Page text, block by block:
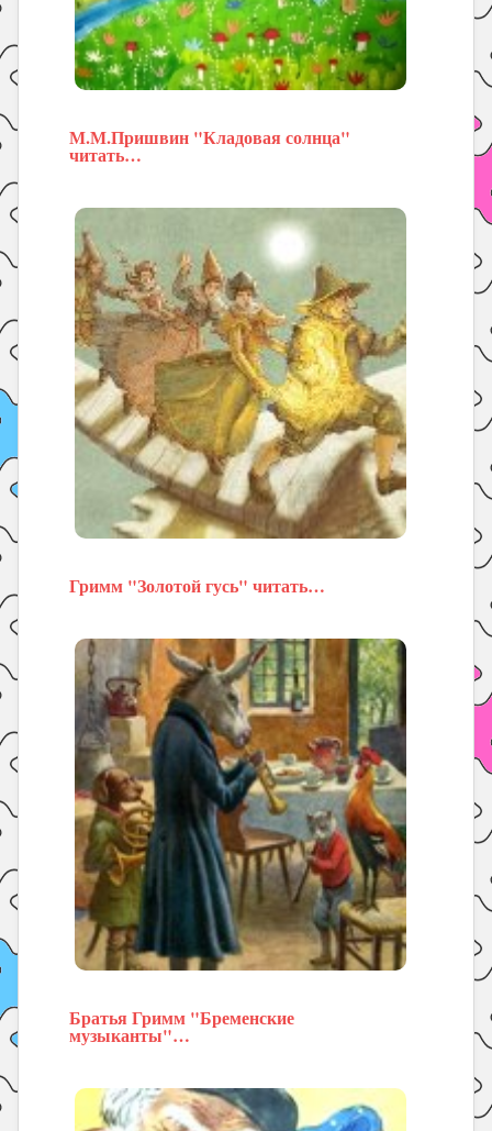
М.М.Пришвин "Кладовая солнца"
читать…
Гримм "Золотой гусь" читать…
Братья Гримм "Бременские
музыканты"…